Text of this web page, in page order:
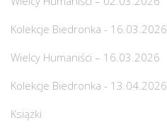
Kolekcje Biedronka - 16.03.2026
Wielcy Humaniści – 16.03.2026
Kolekcje Biedronka - 13.04.2026
Książki